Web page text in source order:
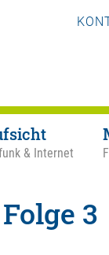
& Internet
3